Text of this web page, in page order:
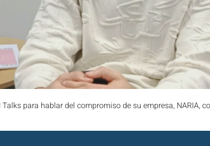
Talks para hablar del compromiso de su empresa,